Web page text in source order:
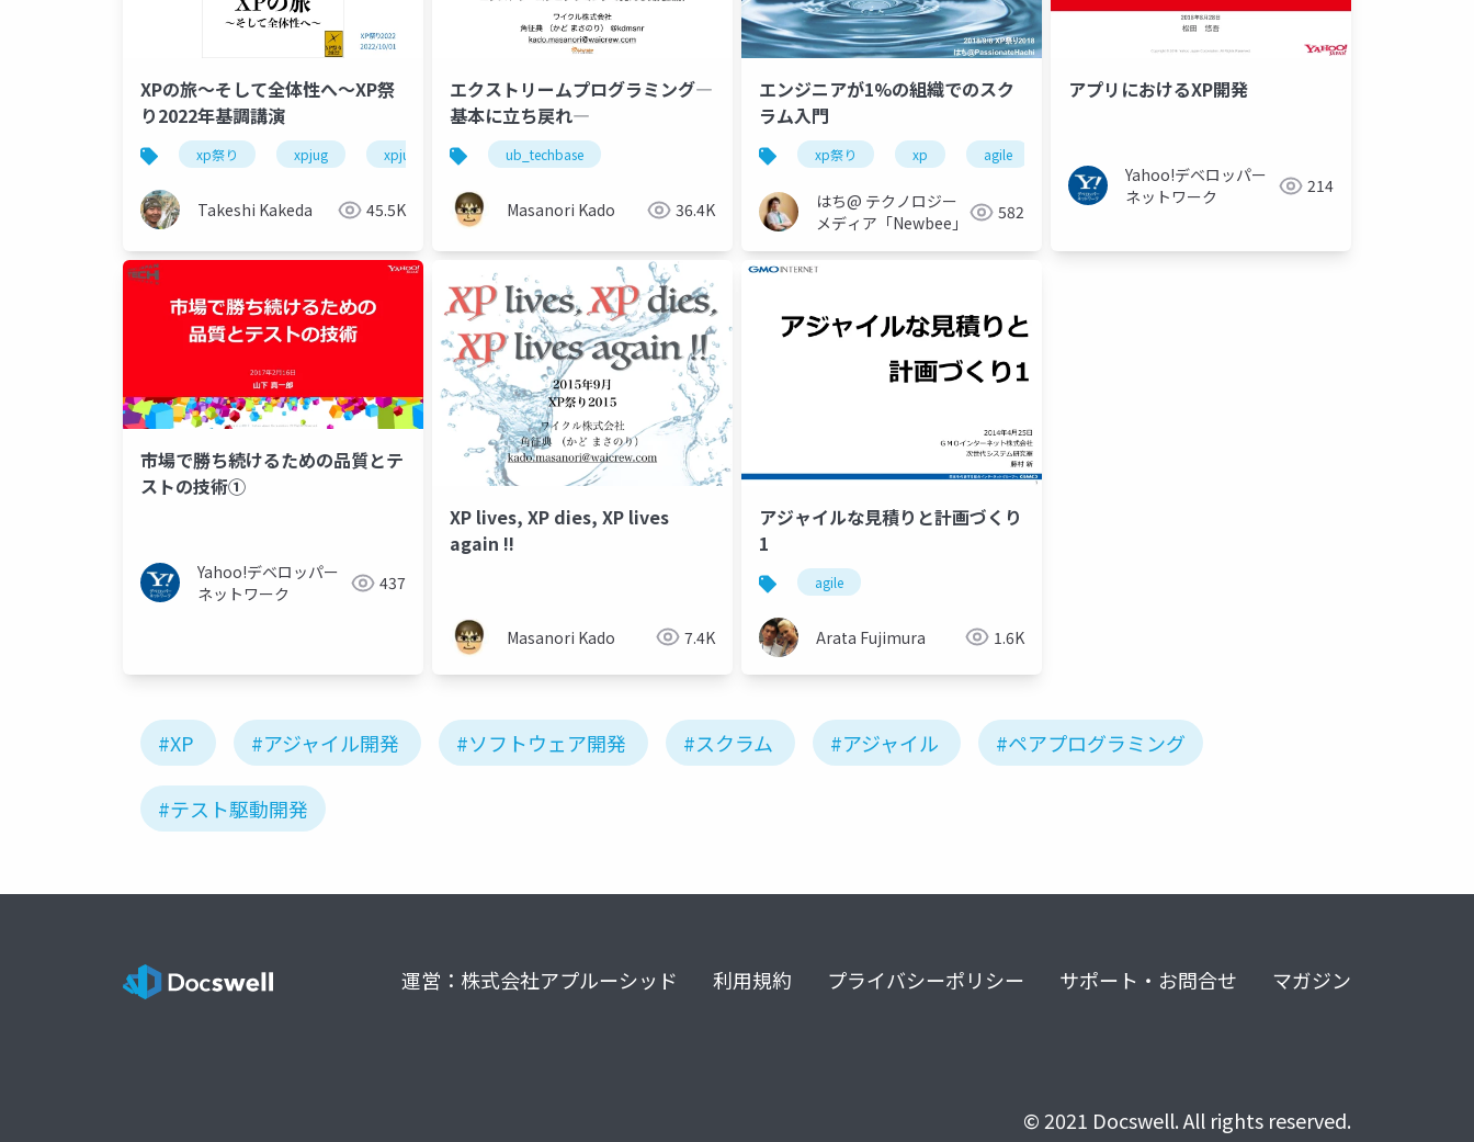
XPの旅〜そして全体性へ〜XP祭
り2022年基調講演
xp祭り xpjug xpjug2022 extreme programming アジャイル アジャイル昔ばなし
Takeshi Kakeda 45.5K
エクストリームプログラミング―
基本に立ち戻れ―
ub_techbase
Masanori Kado 36.4K
エンジニアが1%の組織でのスク
ラム入門
xp祭り xp agile
はち@ テクノロジー
メディア「Newbee」
582
アプリにおけるXP開発
Yahoo!デベロッパー
ネットワーク
214
市場で勝ち続けるための品質とテ
ストの技術①
Yahoo!デベロッパー
ネットワーク
437
XP lives, XP dies, XP lives
again !!
Masanori Kado 7.4K
アジャイルな見積りと計画づくり
1
agile
Arata Fujimura 1.6K
#XP #アジャイル開発 #ソフトウェア開発 #スクラム #アジャイル #ペアプログラミング
#テスト駆動開発
運営：株式会社アプルーシッド 利用規約 プライバシーポリシー サポート・お問合せ マガジン
© 2021 Docswell. All rights reserved.